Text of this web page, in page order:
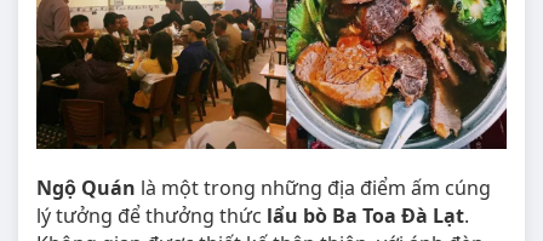
Ngộ Quán là một trong những địa điểm ấm cúng
lý tưởng để thưởng thức lẩu bò Ba Toa Đà Lạt.